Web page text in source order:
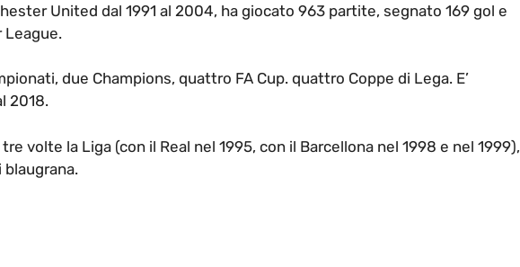
United dal 1991 al 2004, ha giocato 963 partite, segnato 169 gol e
League.
due Champions, quattro FA Cup. quattro Coppe di Lega. E’
2018.
volte la Liga (con il Real nel 1995, con il Barcellona nel 1998 e nel 1999),
blaugrana.